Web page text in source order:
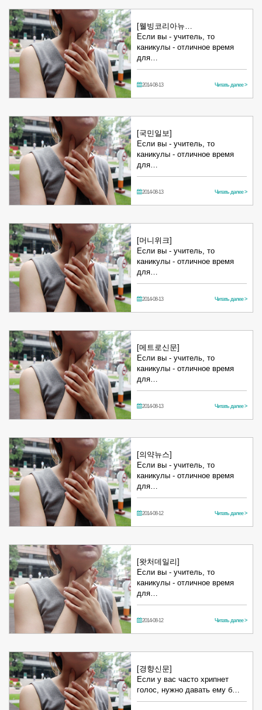
[웰빙코리아뉴…
Если вы - учитель, то
каникулы - отличное время
для…
2014-08-13 Читать далее >
[국민일보]
Если вы - учитель, то
каникулы - отличное время
для…
2014-08-13 Читать далее >
[머니위크]
Если вы - учитель, то
каникулы - отличное время
для…
2014-08-13 Читать далее >
[메트로신문]
Если вы - учитель, то
каникулы - отличное время
для…
2014-08-13 Читать далее >
[의약뉴스]
Если вы - учитель, то
каникулы - отличное время
для…
2014-08-12 Читать далее >
[왓처데일리]
Если вы - учитель, то
каникулы - отличное время
для…
2014-08-12 Читать далее >
[경향신문]
Если у вас часто хрипнет
голос, нужно давать ему б…